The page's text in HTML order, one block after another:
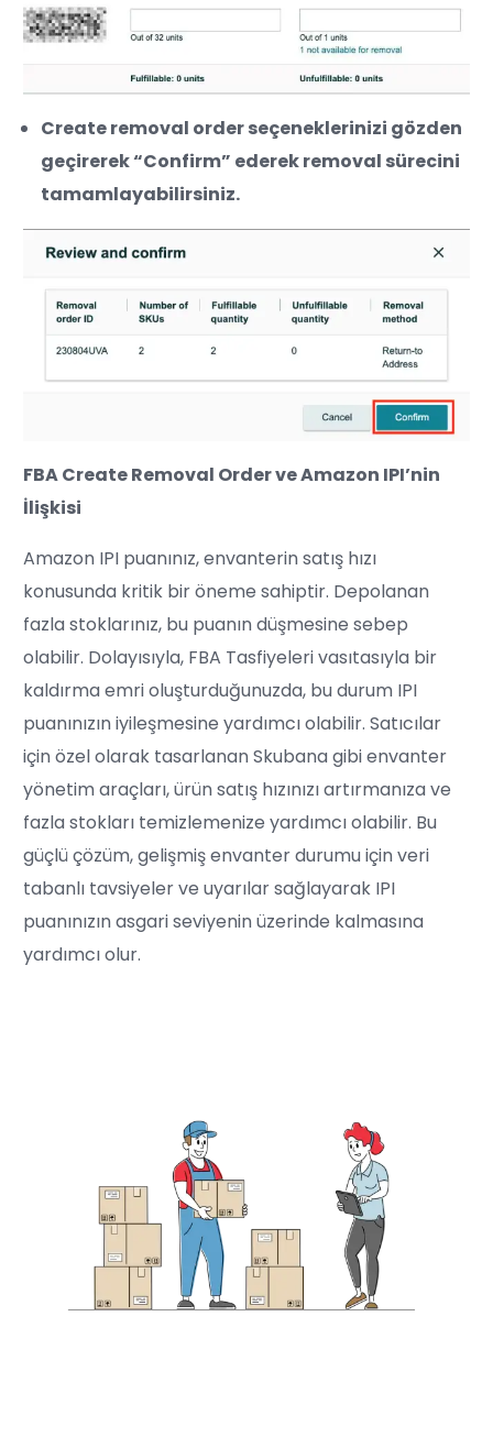
Create removal order seçeneklerinizi gözden
geçirerek “Confirm” ederek removal sürecini
tamamlayabilirsiniz.
FBA Create Removal Order ve Amazon IPI’nin
İlişkisi
Amazon IPI puanınız, envanterin satış hızı
konusunda kritik bir öneme sahiptir. Depolanan
fazla stoklarınız, bu puanın düşmesine sebep
olabilir. Dolayısıyla, FBA Tasfiyeleri vasıtasıyla bir
kaldırma emri oluşturduğunuzda, bu durum IPI
puanınızın iyileşmesine yardımcı olabilir. Satıcılar
için özel olarak tasarlanan Skubana gibi envanter
yönetim araçları, ürün satış hızınızı artırmanıza ve
fazla stokları temizlemenize yardımcı olabilir. Bu
güçlü çözüm, gelişmiş envanter durumu için veri
tabanlı tavsiyeler ve uyarılar sağlayarak IPI
puanınızın asgari seviyenin üzerinde kalmasına
yardımcı olur.